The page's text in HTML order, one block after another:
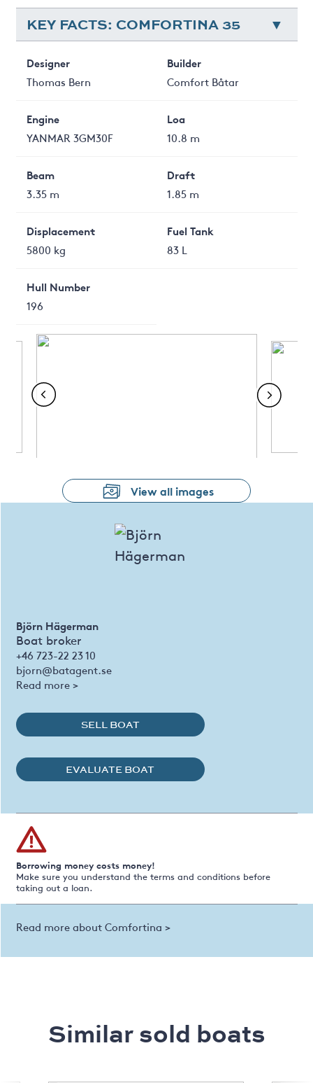
KEY FACTS: COMFORTINA 35
Designer
Thomas Bern
Builder
Comfort Båtar
Engine
YANMAR 3GM30F
Loa
10.8 m
Beam
3.35 m
Draft
1.85 m
Displacement
5800 kg
Fuel Tank
83 L
Hull Number
196
View all images
Björn Hägerman
Boat broker
+46 723-22 23 10
bjorn@batagent.se
Read more >
SELL BOAT
EVALUATE BOAT
Borrowing money costs money!
Make sure you understand the terms and conditions before
taking out a loan.
Read more about Comfortina >
Similar sold boats